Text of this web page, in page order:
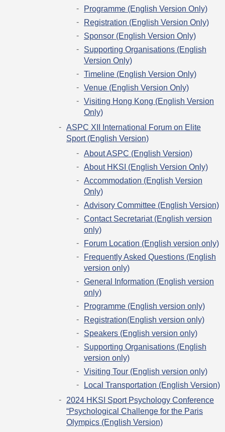
Programme (English Version Only)
Registration (English Version Only)
Sponsor (English Version Only)
Supporting Organisations (English
Version Only)
Timeline (English Version Only)
Venue (English Version Only)
Visiting Hong Kong (English Version
Only)
ASPC XII International Forum on Elite
Sport (English Version)
About ASPC (English Version)
About HKSI (English Version Only)
Accommodation (English Version
Only)
Advisory Committee (English Version)
Contact Secretariat (English version
only)
Forum Location (English version only)
Frequently Asked Questions (English
version only)
General Information (English version
only)
Programme (English version only)
Registration(English version only)
Speakers (English version only)
Supporting Organisations (English
version only)
Visiting Tour (English version only)
Local Transportation (English Version)
2024 HKSI Sport Psychology Conference
“Psychological Challenge for the Paris
Olympics (English Version)